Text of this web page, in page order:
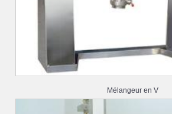
Mélangeur en V